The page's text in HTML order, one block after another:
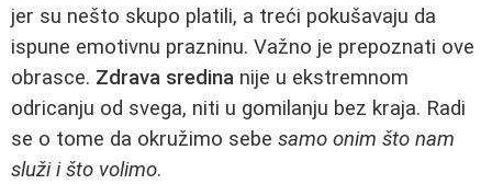
jer su nešto skupo platili, a treći pokušavaju da
ispune emotivnu prazninu. Važno je prepoznati ove
obrasce. Zdrava sredina nije u ekstremnom
odricanju od svega, niti u gomilanju bez kraja. Radi
se o tome da okružimo sebe samo onim što nam
služi i što volimo.